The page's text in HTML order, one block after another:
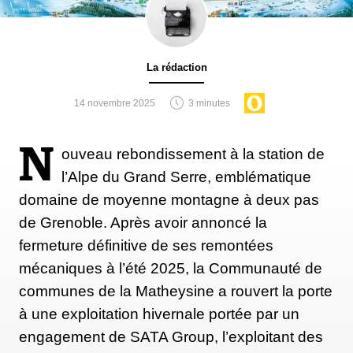
les années 70. Quelques autres stations ont déjà
investi dans ce type d’équipement. Et peu de gens
savent que la plus grande piste de ski synthétique
d'Europe se trouve à Nœux-les-Mines dans le Pas-
de-Calais, à moins d’une heure de Lille. Il s'agit en
accumulation de résidus miniers. Ce dernier a été
réaménagé en base de loisirs, Loisinord. Sur place,
une piste de ski de 320 mètres de long, inaugurée
en 1996.
Et pour donner cette impression de neige
éternelle et de garantir des sensations de glisse, la
piste est recouverte d'une couche blanche et
brumisée en permanence.
Plus récemment, en 2022, était inaugurée à la
La rédaction
14 novembre 2025 3 minutes
N ouveau rebondissement à la station de
l’Alpe du Grand Serre, emblématique
domaine de moyenne montagne à deux pas
de Grenoble. Après avoir annoncé la
fermeture définitive de ses remontées
mécaniques à l’été 2025, la Communauté de
communes de la Matheysine a rouvert la porte
à une exploitation hivernale portée par un
engagement de SATA Group, l’exploitant des